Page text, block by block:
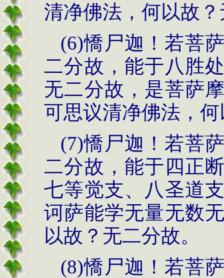
清净佛法，何以故
(6)憍尸迦！若菩
二分故，能于八胜
无二分故，是菩萨
可思议清净佛法，
(7)憍尸迦！若菩
二分故，能于四正
七等觉支、八圣道
诃萨能学无量无数
以故？无二分故。
(8)憍尸迦！若菩